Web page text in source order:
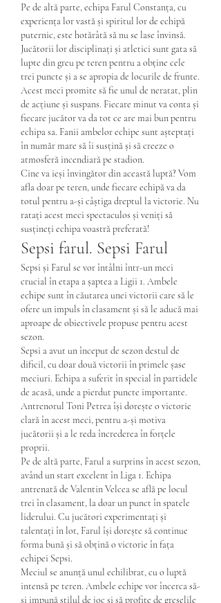
Pe de altă parte, echipa Farul Constanța, cu
experiența lor vastă și spiritul lor de echipă
puternic, este hotărâtă să nu se lase învinsă.
Jucătorii lor disciplinați și atletici sunt gata să
lupte din greu pe teren pentru a obține cele
trei puncte și a se apropia de locurile de frunte.
Acest meci promite să fie unul de neratat, plin
de acțiune și suspans. Fiecare minut va conta și
fiecare jucător va da tot ce are mai bun pentru
echipa sa. Fanii ambelor echipe sunt așteptați
în număr mare să îi susțină și să creeze o
atmosferă incendiară pe stadion.
Cine va ieși învingător din această luptă? Vom
afla doar pe teren, unde fiecare echipă va da
totul pentru a-și câștiga dreptul la victorie. Nu
ratați acest meci spectaculos și veniți să
susțineți echipa voastră preferată!
Sepsi farul. Sepsi Farul
Sepsi și Farul se vor întâlni într-un meci
crucial în etapa a șaptea a Ligii 1. Ambele
echipe sunt în căutarea unei victorii care să le
ofere un impuls în clasament și să le aducă mai
aproape de obiectivele propuse pentru acest
sezon.
Sepsi a avut un început de sezon destul de
dificil, cu doar două victorii în primele șase
meciuri. Echipa a suferit în special în partidele
de acasă, unde a pierdut puncte importante.
Antrenorul Toni Petrea își dorește o victorie
clară în acest meci, pentru a-și motiva
jucătorii și a le reda încrederea în forțele
proprii.
Pe de altă parte, Farul a surprins în acest sezon,
având un start excelent în Liga 1. Echipa
antrenată de Valentin Velcea se află pe locul
trei în clasament, la doar un punct în spatele
liderului. Cu jucători experimentați și
talentați în lot, Farul își dorește să continue
forma bună și să obțină o victorie în fața
echipei Sepsi.
Meciul se anunță unul echilibrat, cu o luptă
intensă pe teren. Ambele echipe vor încerca să-
și impună stilul de joc și să profite de greșelile